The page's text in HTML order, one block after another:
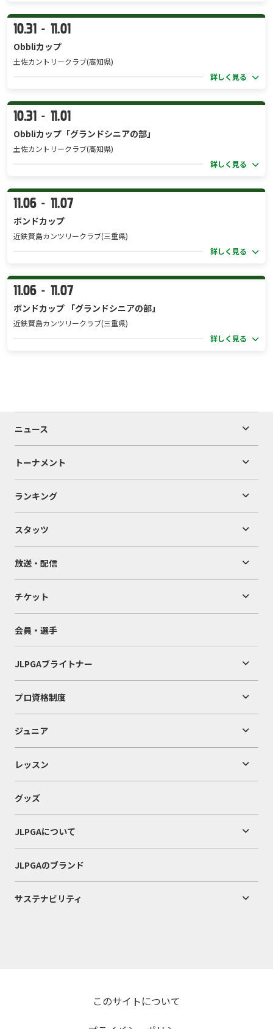
10.31 - 11.01
Obbliカップ
土佐カントリークラブ(高知県)
詳しく見る
10.31 - 11.01
Obbliカップ「グランドシニアの部」
土佐カントリークラブ(高知県)
詳しく見る
11.06 - 11.07
ボンドカップ
近鉄賢島カンツリークラブ(三重県)
詳しく見る
11.06 - 11.07
ボンドカップ 「グランドシニアの部」
近鉄賢島カンツリークラブ(三重県)
詳しく見る
ニュース
トーナメント
ランキング
スタッツ
放送・配信
チケット
会員・選手
JLPGAブライトナー
プロ資格制度
ジュニア
レッスン
グッズ
JLPGAについて
JLPGAのブランド
サステナビリティ
このサイトについて